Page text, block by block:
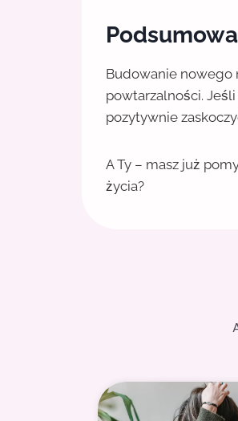
Budowanie nowego
powtarzalności.
pozytywnie
A Ty – masz już
życia?